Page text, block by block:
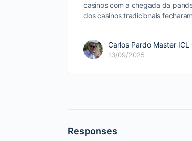
casinos com a chegada da
dos casinos tradicionais
Carlos Pardo Master ICL
13/09/2025
Responses